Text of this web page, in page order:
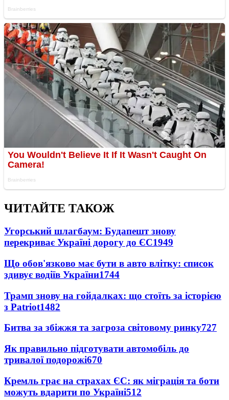
ЧИТАЙТЕ ТАКОЖ
Угорський шлагбаум: Будапешт знову
перекриває Україні дорогу до ЄС1949
Що обов'язково має бути в авто влітку: список
здивує водіїв України1744
Трамп знову на гойдалках: що стоїть за історією
з Patriot1482
Битва за збіжжя та загроза світовому ринку727
Як правильно підготувати автомобіль до
тривалої подорожі670
Кремль грає на страхах ЄС: як міграція та боти
можуть вдарити по Україні512